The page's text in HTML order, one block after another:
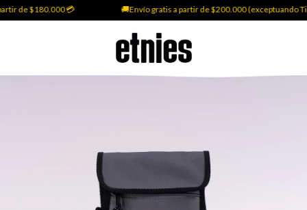
de $180.000 💳 🚚Envío gratis a partir de $200.000 (exceptuando